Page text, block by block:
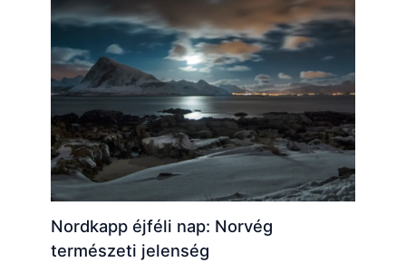
Nordkapp éjféli nap: Norvég
természeti jelenség